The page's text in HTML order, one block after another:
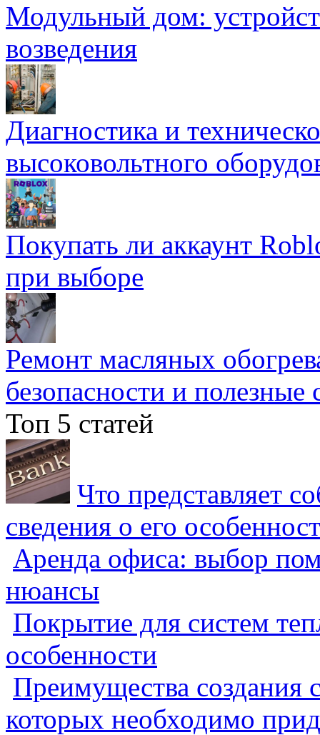
Модульный дом:
возведения
Диагностика и
высоковольтного
Покупать ли аккаунт
при выборе
Ремонт масляных
безопасности и полезные
Топ 5 статей
Что представляет
сведения о его
Аренда офиса: выбор
нюансы
Покрытие для систем
особенности
Преимущества создания
которых необходимо